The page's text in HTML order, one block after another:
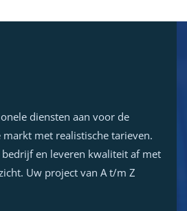
diensten aan voor de
met realistische tarieven.
en leveren kwaliteit af met
Uw project van A t/m Z